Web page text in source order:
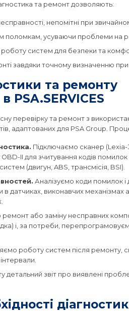
та ремонт дозволяють:
непомітні при
поломкам, усуваючи проблеми на
роботу систем для безпеки та
завдяки точному визначенню
та ремонту
PSA.SERVICES
перевірку та ремонт з
адаптованих для PSA Group.
Підключаємо сканер
II для зчитування кодів помилок
(двигун, ABS, трансмісія, BSI).
Аналізуємо коди помилок і
датчиках, виконавчих механізмах
або заміну несправних
і, за потреби,
роботу систем після ремонту,
детальний звіт про виявлені